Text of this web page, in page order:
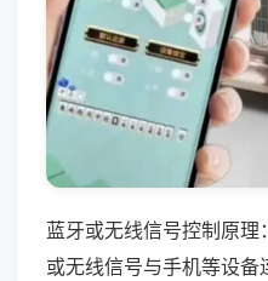
蓝牙或无线信号控制原
或无线信号与手机等设